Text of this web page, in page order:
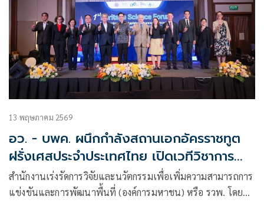
13 พฤษภาคม 2569
อว. - บพค. ผนึกกำลังสถานเอกอัครราชทูต
ฝรั่งเศสประจำประเทศไทย เปิดเวทีวิชาการ
ระดับนานาชาติ “The 1st Heritage Science
Forum”
สำนักงานเร่งรัดการวิจัยและนวัตกรรมเพื่อเพิ่มความสามารถการ
แข่งขันและการพัฒนาพื้นที่ (องค์การมหาชน) หรือ รวพ. โดย